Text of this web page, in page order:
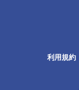
利用規約